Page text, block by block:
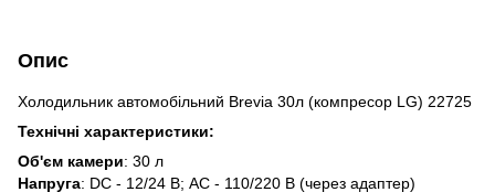
Опис
Холодильник автомобільний Brevia 30л (компресор LG) 22725
Технічні характеристики:
Об'єм камери: 30 л
Напруга: DC - 12/24 В; AC - 110/220 В (через адаптер)